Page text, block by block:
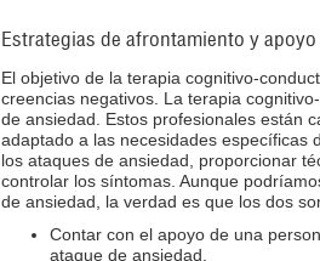
Estrategias de afrontamiento y apoyo
El objetivo de la terapia cognitivo-
creencias negativos. La terapia
de ansiedad. Estos profesionales están
adaptado a las necesidades específicas
los ataques de ansiedad, proporcionar
controlar los síntomas. Aunque
de ansiedad, la verdad es que los dos
Contar con el apoyo de una
ataque de ansiedad.